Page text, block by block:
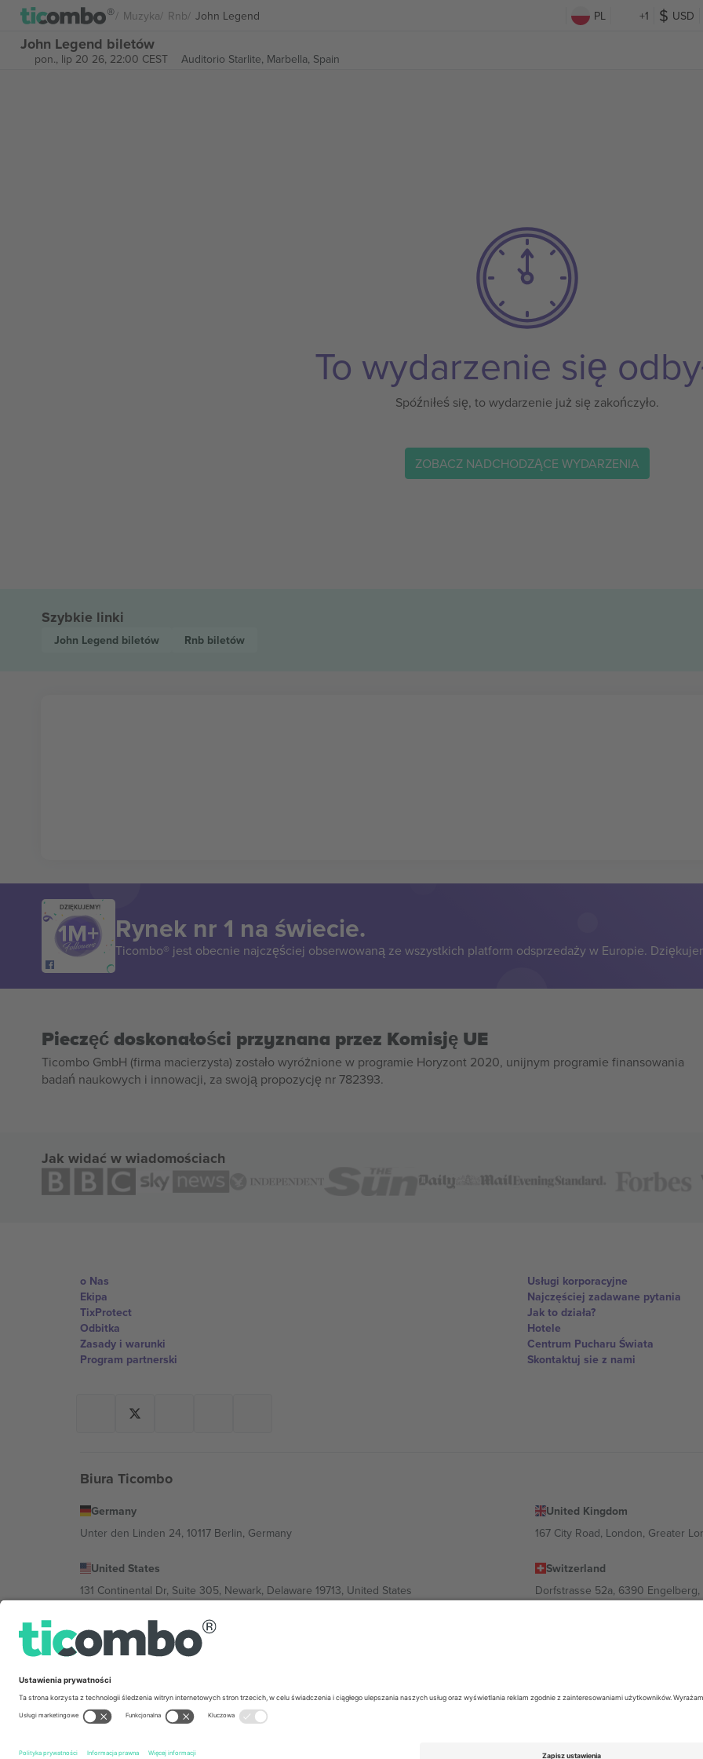
Muzyka Rnb John Legend PL +1 USD
John Legend biletów
pon., lip 20 26, 22:00 CEST Auditorio Starlite, Marbella, Spain
To wydarzenie się
Spóźniłeś się, to wydarzenie już się zakończyło.
ZOBACZ NADCHODZĄCE WYDARZENIA
Szybkie linki
John Legend biletów Rnb biletów
DZIĘKUJEMY!
Rynek nr 1 na świecie.
Ticombo® jest obecnie najczęściej obserwowaną ze wszystkich platform odsprzedaży w Europie.
Pieczęć doskonałości przyznana przez Komisję UE
Ticombo GmbH (firma macierzysta) zostało wyróżnione w programie Horyzont 2020, unijnym programie finansowania
badań naukowych i innowacji, za swoją propozycję nr 782393.
Jak widać w wiadomościach
o Nas
Ekipa
TixProtect
Odbitka
Zasady i warunki
Program partnerski
Usługi korporacyjne
Najczęściej zadawane pytania
Jak to działa?
Hotele
Centrum Pucharu Świata
Skontaktuj sie z nami
Biura Ticombo
Germany
Unter den Linden 24, 10117 Berlin, Germany
United Kingdom
167 City Road, London, Greater
United States
131 Continental Dr, Suite 305, Newark, Delaware 19713, United States
Switzerland
Dorfstrasse 52a, 6390
Bulgaria
Regus Sofia City West, bul Totleben 53-55, 1606 Sofia, Bulgaria
Mexico
Av Chapultepec 360, Roma Norte, Cuauhtémoc, 06700 Ciudad de México, CDMX, Mexico
wydarzenia, stopkę i regulamin.,
© 2026 Ticombo. Wszelkie prawa zastrzeżone.